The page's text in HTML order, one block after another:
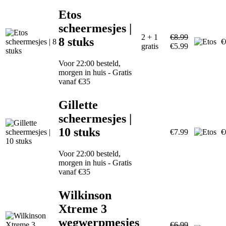
Etos
scheermesjes |
8 stuks
Voor 22:00 besteld,
morgen in huis - Gratis
vanaf €35
2 + 1
gratis
€8.99
€5.99
Gillette
scheermesjes |
10 stuks
Voor 22:00 besteld,
morgen in huis - Gratis
vanaf €35
€7.99
Wilkinson
Xtreme 3
wegwerpmesjes